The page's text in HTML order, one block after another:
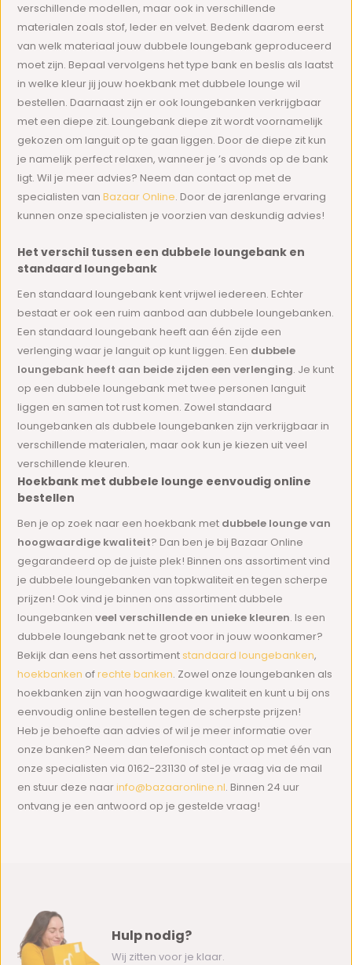
verschillende modellen, maar ook in verschillende
materialen zoals stof, leder en velvet. Bedenk daarom eerst
van welk materiaal jouw dubbele loungebank geproduceerd
moet zijn. Bepaal vervolgens het type bank en beslis als laatst
in welke kleur jij jouw hoekbank met dubbele lounge wil
bestellen. Daarnaast zijn er ook loungebanken verkrijgbaar
met een diepe zit. Loungebank diepe zit wordt voornamelijk
gekozen om languit op te gaan liggen. Door de diepe zit kun
je namelijk perfect relaxen, wanneer je ’s avonds op de bank
ligt. Wil je meer advies? Neem dan contact op met de
specialisten vanBazaar Online. Door de jarenlange ervaring
kunnen onze specialisten je voorzien van deskundig advies!
Het verschil tussen een dubbele loungebank en
standaard loungebank
Een standaard loungebank kent vrijwel iedereen. Echter
bestaat er ook een ruim aanbod aan dubbele loungebanken.
Een standaard loungebank heeft aan één zijde een
verlenging waar je languit op kunt liggen. Een dubbele
loungebank heeft aan beide zijden een verlenging. Je kunt
op een dubbele loungebank met twee personen languit
liggen en samen tot rust komen. Zowel standaard
loungebanken als dubbele loungebanken zijn verkrijgbaar in
verschillende materialen, maar ook kun je kiezen uit veel
verschillende kleuren.
Hoekbank met dubbele lounge eenvoudig online
bestellen
Ben je op zoek naar een hoekbank met dubbele lounge van
hoogwaardige kwaliteit? Dan ben je bij Bazaar Online
gegarandeerd op de juiste plek! Binnen ons assortiment vind
je dubbele loungebanken van topkwaliteit en tegen scherpe
prijzen! Ook vind je binnen ons assortiment dubbele
loungebankenveel verschillende en unieke kleuren. Is een
dubbele loungebank net te groot voor in jouw woonkamer?
Bekijk dan eens het assortimentstandaard loungebanken,
hoekbanken ofrechte banken. Zowel onze loungebanken als
hoekbanken zijn van hoogwaardige kwaliteit en kunt u bij ons
eenvoudig online bestellen tegen de scherpste prijzen!
Heb je behoefte aan advies of wil je meer informatie over
onze banken? Neem dan telefonisch contact op met één van
onze specialisten via 0162-231130 of stel je vraag via de mail
en stuur deze naarinfo@bazaaronline.nl. Binnen 24 uur
ontvang je een antwoord op je gestelde vraag!
Hulp nodig?
Wij zitten voor je klaar.